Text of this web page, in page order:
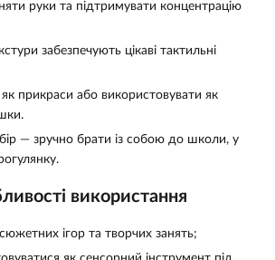
руки та підтримувати концентрацію
забезпечують цікаві тактильні
прикраси або використовувати як
— зручно брати із собою до школи, у
використання
ігор та творчих занять;